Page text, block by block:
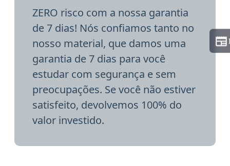
ZERO risco com a nossa garantia
de 7 dias! Nós confiamos tanto no
nosso material, que damos uma
garantia de 7 dias para você
estudar com segurança e sem
preocupações. Se você não estiver
satisfeito, devolvemos 100% do
valor investido.